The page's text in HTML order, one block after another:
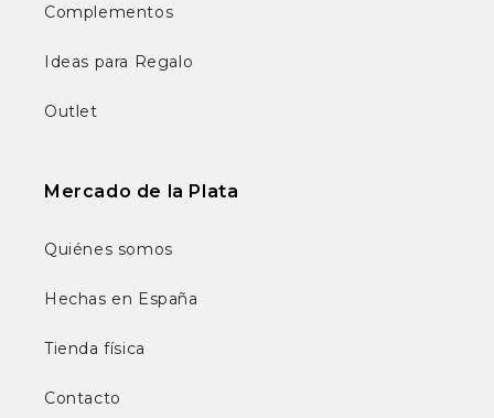
Complementos
Ideas para Regalo
Outlet
Mercado de la Plata
Quiénes somos
Hechas en España
Tienda física
Contacto